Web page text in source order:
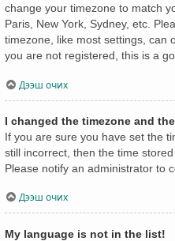
change your timezone to match
Paris, New York, Sydney, etc.
timezone, like most settings, can
you are not registered, this is a
Дээш очих
I changed the timezone and
If you are sure you have set the
still incorrect, then the time
Please notify an administrator to
Дээш очих
My language is not in the list!